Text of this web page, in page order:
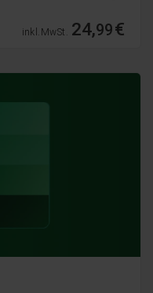
inkl. MwSt. 24,99€